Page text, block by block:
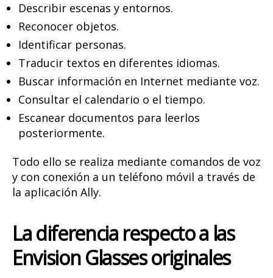
Describir escenas y entornos.
Reconocer objetos.
Identificar personas.
Traducir textos en diferentes idiomas.
Buscar información en Internet mediante voz.
Consultar el calendario o el tiempo.
Escanear documentos para leerlos
posteriormente.
Todo ello se realiza mediante comandos de voz
y con conexión a un teléfono móvil a través de
la aplicación Ally.
La diferencia respecto a las
Envision Glasses originales